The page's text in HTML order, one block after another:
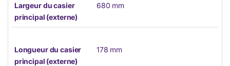
Largeur du casier
principal (externe)
680 mm
Longueur du casier
principal (externe)
178 mm